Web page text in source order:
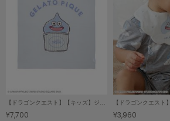
le coq sportif
ルコックスポルティフ
LILY BROWN
リリーブラウン
【ドラゴンクエスト】【キッズ】ジャガードブランケット
¥7,700 ¥3,960